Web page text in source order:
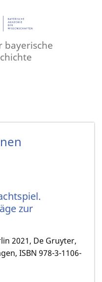
bayerische
zur
2021, De Gruyter,
ISBN 978-3-1106-